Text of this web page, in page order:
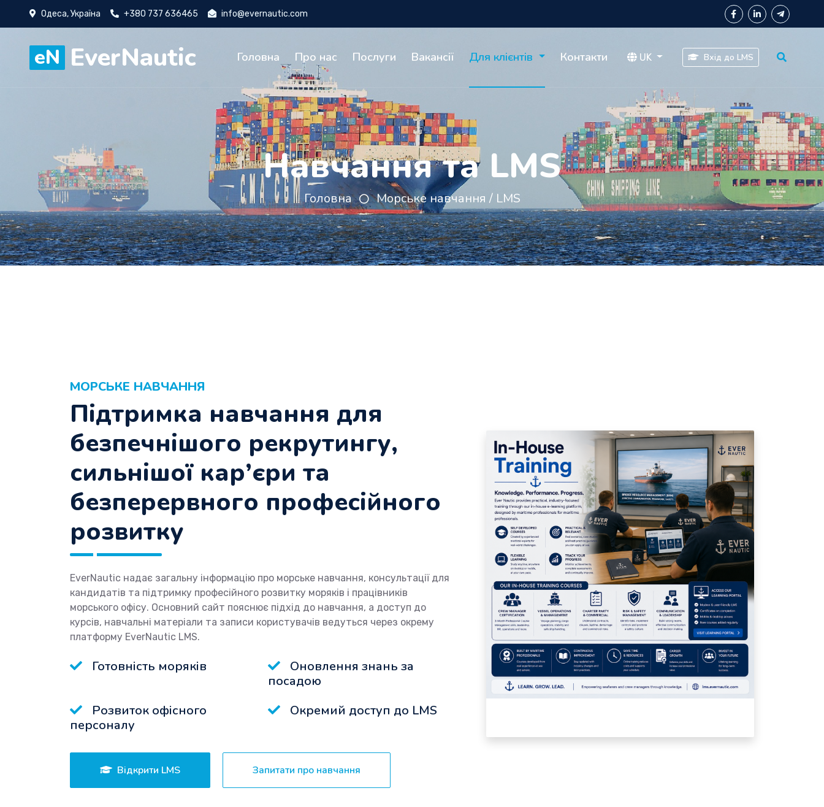
Одеса, Україна +380 737 636465 info@evernautic.com
eN EverNautic Головна Про нас Послуги Вакансії Для клієнтів Контакти UK Вхід до LMS
Навчання та LMS
Головна Морське навчання / LMS
МОРСЬКЕ НАВЧАННЯ
Підтримка навчання для
безпечнішого рекрутингу,
сильнішої кар’єри та
безперервного професійного
розвитку
EverNautic надає загальну інформацію про морське навчання, консультації для
кандидатів та підтримку професійного розвитку моряків і працівників
морського офісу. Основний сайт пояснює підхід до навчання, а доступ до
курсів, навчальні матеріали та записи користувачів ведуться через окрему
платформу EverNautic LMS.
Готовність моряків
Оновлення знань за
посадою
Розвиток офісного
персоналу
Окремий доступ до LMS
Відкрити LMS Запитати про навчання